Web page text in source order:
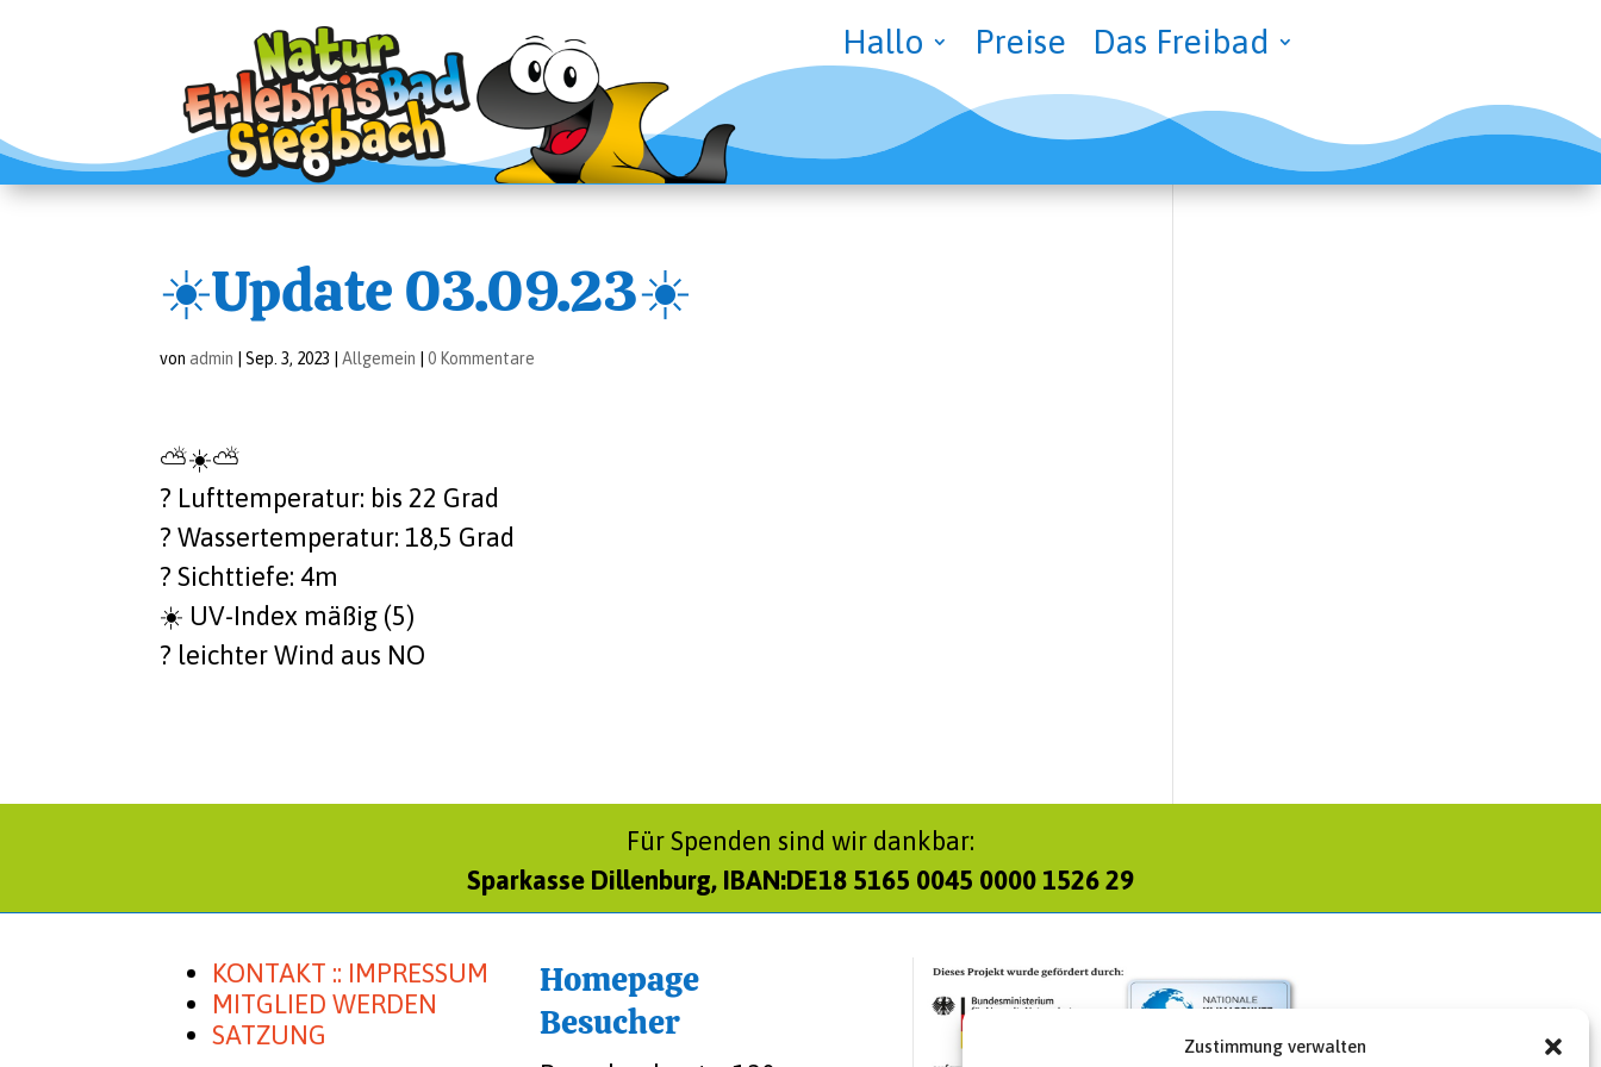
Zustimmung verwalten
Hal­lo Prei­se Das Frei­bad
☀️Up­date 03.09.23☀️
von admin |Sep. 3, 2023 |Allgemein |0 Kommentare
⛅️☀️⛅️
?️ Luft­tem­pe­ra­tur: bis 22 Grad
? Was­ser­tem­pe­ra­tur: 18,5 Grad
? Sicht­tie­fe: 4m
☀️ UV-Index mäßig (5)
?️ leich­ter Wind aus NO
Für Spenden sind wir dankbar:
Sparkasse Dillenburg, IBAN:DE18 5165 0045 0000 1526 29
KONTAKT :: IMPRESSUM
MITGLIED WERDEN
SATZUNG
Homepage
Besucher